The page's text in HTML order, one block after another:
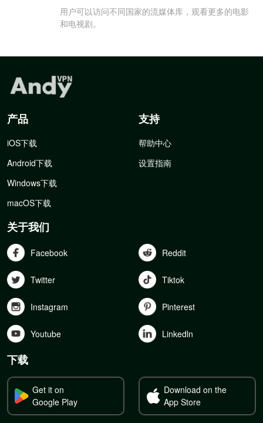
用户可以访问不同国家的流媒体库，观看更多的电影
和电视剧。
产品
iOS下载
Android下载
Windows下载
macOS下载
支持
帮助中心
设置指南
关于我们
Facebook Reddit
Twitter Tiktok
Instagram Pinterest
Youtube Linkedln
下载
Get it on
Google Play
Download on the
App Store